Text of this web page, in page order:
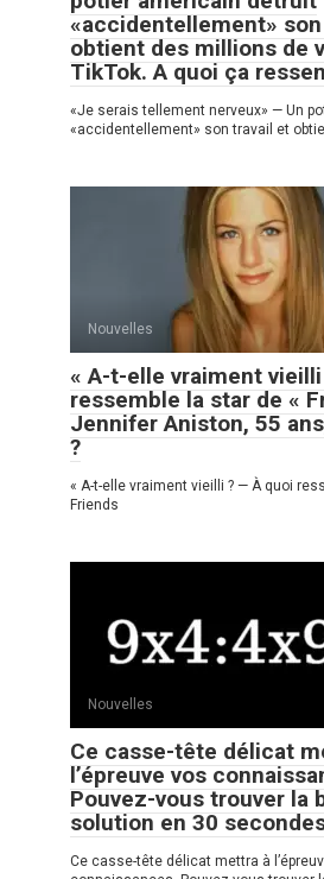
«accidentellement»
obtient des millions de
TikTok. A quoi ça
«Je serais tellement nerveux» — Un
«accidentellement» son travail et
Nouvelles
« A-t-elle vraiment
ressemble la star de «
Jennifer Aniston, 55
?
« A-t-elle vraiment vieilli ? — À quoi
Friends
Nouvelles
Ce casse-tête délicat
l’épreuve vos
Pouvez-vous trouver la
solution en 30
Ce casse-tête délicat mettra à